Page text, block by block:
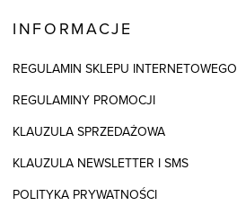
INFORMACJE
REGULAMIN SKLEPU INTERNETOWEGO
REGULAMINY PROMOCJI
KLAUZULA SPRZEDAŻOWA
KLAUZULA NEWSLETTER I SMS
POLITYKA PRYWATNOŚCI